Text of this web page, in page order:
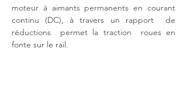
moteur à aimants permanents en courant
continu (DC), à travers un rapport
de
réductions
permet la traction
roues en
fonte sur le rail.